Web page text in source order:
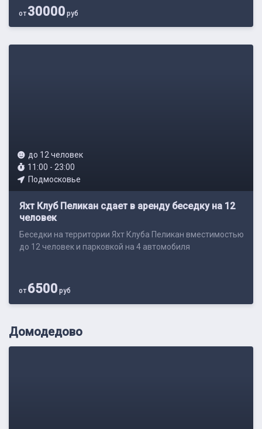
от30000 руб
до 12 человек
11:00 - 23:00
Подмосковье
Яхт Клуб Пеликан сдает в аренду беседку на 12
человек
Беседки на территории Яхт Клуба Пеликан вместимостью
до 12 человек и парковкой на 4 автомобиля
от6500 руб
Домодедово